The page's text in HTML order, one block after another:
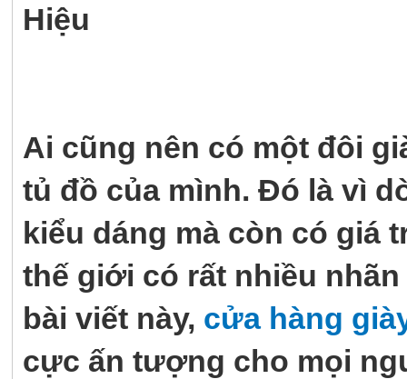
Hiệu
Ai cũng nên có một đôi
tủ đồ của mình. Đó là vì
kiểu dáng mà còn có giá
thế giới có rất nhiều
bài viết này, cửa hàng
cực ấn tượng cho mọi